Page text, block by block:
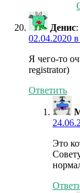
Денис:
02.04.2020
Я чего-то
registrator)
Ответить
Это